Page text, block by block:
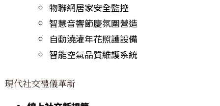
物聯網居家安全監控
智慧音響節慶氛圍營造
自動澆灌年花照護設備
智能空氣品質維護系統
現代社交禮儀革新